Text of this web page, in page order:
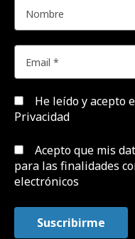
He leído y acepto
Privacidad
Acepto que mis
para las finalidades
electrónicos